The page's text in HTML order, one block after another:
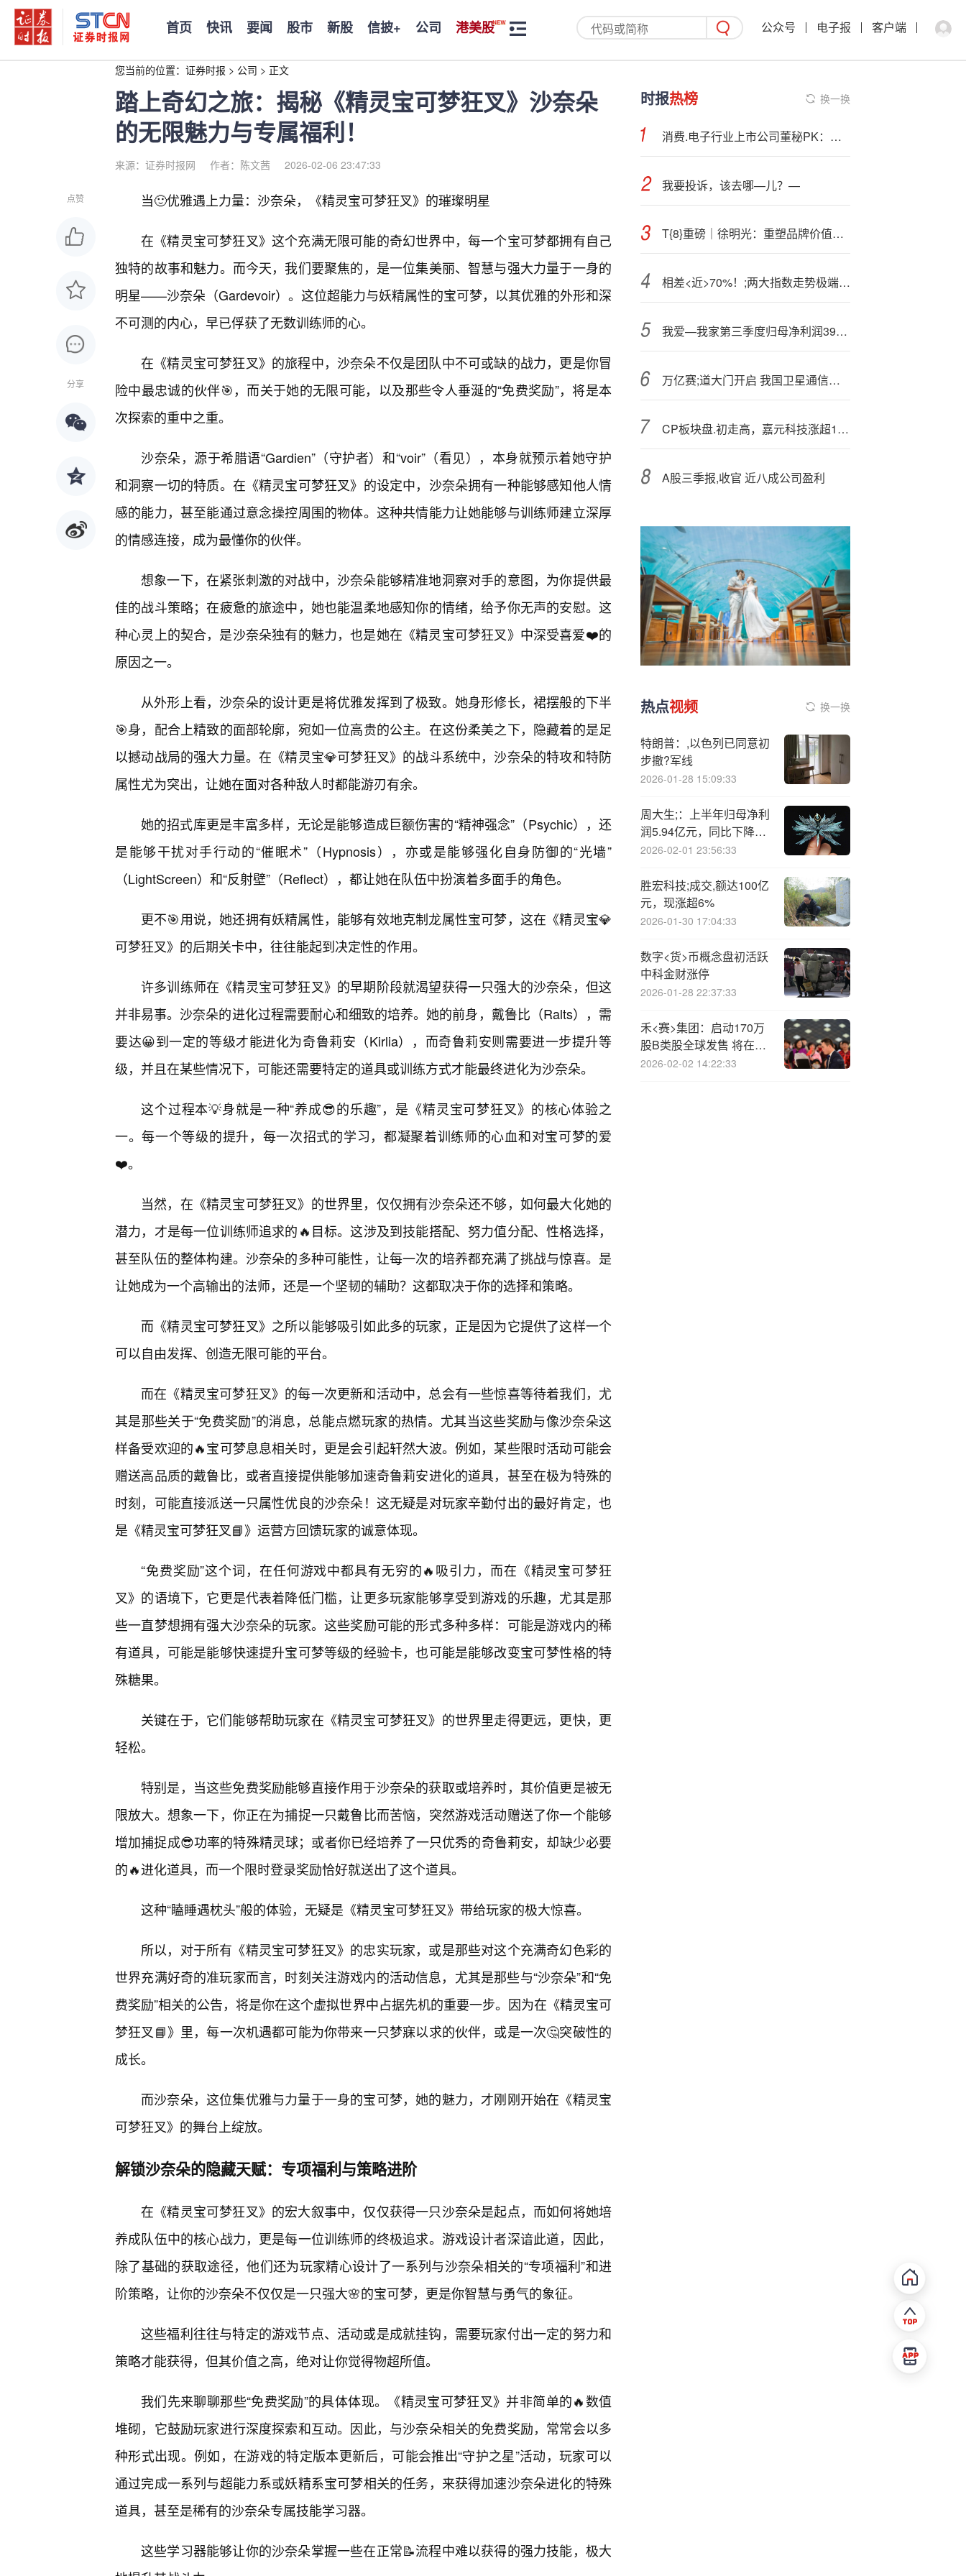
首页 快讯 要闻 股市 新股 信披+ 公司 港美股 公众号 电子报 客户端
您当前的位置： 证券时报 > 公司 > 正文
踏上奇幻之旅：揭秘《精灵宝可梦狂叉》沙奈朵
的无限魅力与专属福利！
来源：证券时报网 作者：陈文茜 2026-02-06 23:47:33
点赞
分享
当🙂优雅遇上力量：沙奈朵，《精灵宝可梦狂叉》的璀璨明星
在《精灵宝可梦狂叉》这个充满无限可能的奇幻世界中，每一个宝可梦都拥有自己
独特的故事和魅力。而今天，我们要聚焦的，是一位集美丽、智慧与强大力量于一身的
明星——沙奈朵（Gardevoir）。这位超能力与妖精属性的宝可梦，以其优雅的外形和深
不可测的内心，早已俘获了无数训练师的心。
在《精灵宝可梦狂叉》的旅程中，沙奈朵不仅是团队中不可或缺的战力，更是你冒
险中最忠诚的伙伴🎯，而关于她的无限可能，以及那些令人垂涎的“免费奖励”，将是本
次探索的重中之重。
沙奈朵，源于希腊语“Gardien”（守护者）和“voir”（看见），本身就预示着她守护
和洞察一切的特质。在《精灵宝可梦狂叉》的设定中，沙奈朵拥有一种能够感知他人情
感的能力，甚至能通过意念操控周围的物体。这种共情能力让她能够与训练师建立深厚
的情感连接，成为最懂你的伙伴。
想象一下，在紧张刺激的对战中，沙奈朵能够精准地洞察对手的意图，为你提供最
佳的战斗策略；在疲惫的旅途中，她也能温柔地感知你的情绪，给予你无声的安慰。这
种心灵上的契合，是沙奈朵独有的魅力，也是她在《精灵宝可梦狂叉》中深受喜爱❤️的
原因之一。
从外形上看，沙奈朵的设计更是将优雅发挥到了极致。她身形修长，裙摆般的下半
🎯身，配合上精致的面部轮廓，宛如一位高贵的公主。在这份柔美之下，隐藏着的是足
以撼动战局的强大力量。在《精灵宝💎可梦狂叉》的战斗系统中，沙奈朵的特攻和特防
属性尤为突出，让她在面对各种敌人时都能游刃有余。
她的招式库更是丰富多样，无论是能够造成巨额伤害的“精神强念”（Psychic），还
是能够干扰对手行动的“催眠术”（Hypnosis），亦或是能够强化自身防御的“光墙”
（LightScreen）和“反射壁”（Reflect），都让她在队伍中扮演着多面手的角色。
更不🎯用说，她还拥有妖精属性，能够有效地克制龙属性宝可梦，这在《精灵宝💎
可梦狂叉》的后期关卡中，往往能起到决定性的作用。
许多训练师在《精灵宝可梦狂叉》的早期阶段就渴望获得一只强大的沙奈朵，但这
并非易事。沙奈朵的进化过程需要耐心和细致的培养。她的前身，戴鲁比（Ralts），需
要达😀到一定的等级才能进化为奇鲁莉安（Kirlia），而奇鲁莉安则需要进一步提升等
级，并且在某些情况下，可能还需要特定的道具或训练方式才能最终进化为沙奈朵。
这个过程本💡身就是一种“养成😎的乐趣”，是《精灵宝可梦狂叉》的核心体验之
一。每一个等级的提升，每一次招式的学习，都凝聚着训练师的心血和对宝可梦的爱
❤️。
当然，在《精灵宝可梦狂叉》的世界里，仅仅拥有沙奈朵还不够，如何最大化她的
潜力，才是每一位训练师追求的🔥目标。这涉及到技能搭配、努力值分配、性格选择，
甚至队伍的整体构建。沙奈朵的多种可能性，让每一次的培养都充满了挑战与惊喜。是
让她成为一个高输出的法师，还是一个坚韧的辅助？这都取决于你的选择和策略。
而《精灵宝可梦狂叉》之所以能够吸引如此多的玩家，正是因为它提供了这样一个
可以自由发挥、创造无限可能的平台。
而在《精灵宝可梦狂叉》的每一次更新和活动中，总会有一些惊喜等待着我们，尤
其是那些关于“免费奖励”的消息，总能点燃玩家的热情。尤其当这些奖励与像沙奈朵这
样备受欢迎的🔥宝可梦息息相关时，更是会引起轩然大波。例如，某些限时活动可能会
赠送高品质的戴鲁比，或者直接提供能够加速奇鲁莉安进化的道具，甚至在极为特殊的
时刻，可能直接派送一只属性优良的沙奈朵！这无疑是对玩家辛勤付出的最好肯定，也
是《精灵宝可梦狂叉📘》运营方回馈玩家的诚意体现。
“免费奖励”这个词，在任何游戏中都具有无穷的🔥吸引力，而在《精灵宝可梦狂
叉》的语境下，它更是代表着降低门槛，让更多玩家能够享受到游戏的乐趣，尤其是那
些一直梦想拥有强大沙奈朵的玩家。这些奖励可能的形式多种多样：可能是游戏内的稀
有道具，可能是能够快速提升宝可梦等级的经验卡，也可能是能够改变宝可梦性格的特
殊糖果。
关键在于，它们能够帮助玩家在《精灵宝可梦狂叉》的世界里走得更远，更快，更
轻松。
特别是，当这些免费奖励能够直接作用于沙奈朵的获取或培养时，其价值更是被无
限放大。想象一下，你正在为捕捉一只戴鲁比而苦恼，突然游戏活动赠送了你一个能够
增加捕捉成😎功率的特殊精灵球；或者你已经培养了一只优秀的奇鲁莉安，却缺少必要
的🔥进化道具，而一个限时登录奖励恰好就送出了这个道具。
这种“瞌睡遇枕头”般的体验，无疑是《精灵宝可梦狂叉》带给玩家的极大惊喜。
所以，对于所有《精灵宝可梦狂叉》的忠实玩家，或是那些对这个充满奇幻色彩的
世界充满好奇的准玩家而言，时刻关注游戏内的活动信息，尤其是那些与“沙奈朵”和“免
费奖励”相关的公告，将是你在这个虚拟世界中占据先机的重要一步。因为在《精灵宝可
梦狂叉📘》里，每一次机遇都可能为你带来一只梦寐以求的伙伴，或是一次🤔突破性的
成长。
而沙奈朵，这位集优雅与力量于一身的宝可梦，她的魅力，才刚刚开始在《精灵宝
可梦狂叉》的舞台上绽放。
解锁沙奈朵的隐藏天赋：专项福利与策略进阶
在《精灵宝可梦狂叉》的宏大叙事中，仅仅获得一只沙奈朵是起点，而如何将她培
养成队伍中的核心战力，更是每一位训练师的终极追求。游戏设计者深谙此道，因此，
除了基础的获取途径，他们还为玩家精心设计了一系列与沙奈朵相关的“专项福利”和进
阶策略，让你的沙奈朵不仅仅是一只强大🌸的宝可梦，更是你智慧与勇气的象征。
这些福利往往与特定的游戏节点、活动或是成就挂钩，需要玩家付出一定的努力和
策略才能获得，但其价值之高，绝对让你觉得物超所值。
我们先来聊聊那些“免费奖励”的具体体现。《精灵宝可梦狂叉》并非简单的🔥数值
堆砌，它鼓励玩家进行深度探索和互动。因此，与沙奈朵相关的免费奖励，常常会以多
种形式出现。例如，在游戏的特定版本更新后，可能会推出“守护之星”活动，玩家可以
通过完成一系列与超能力系或妖精系宝可梦相关的任务，来获得加速沙奈朵进化的特殊
道具，甚至是稀有的沙奈朵专属技能学习器。
这些学习器能够让你的沙奈朵掌握一些在正常📝流程中难以获得的强力技能，极大
时报热榜 换一换
消费.电子行业上市公司董秘PK：博士平均:薪酬远高于其他学历，主要受工业富联刘宗长426.79万元高薪拉动
我要投诉，该去哪—儿？—
T{8}重磅｜徐明光：重塑品牌价值，让千年黄酒焕发时代活力与魅力！
相差<近>70%！;两大指数走势极端分化 投资者如何应对？
我爱—我家第三季度归母净利润393万元，同比扭亏
万亿赛;道大门开启 我国卫星通信商用提速
CP板块盘.初走高，嘉元科技涨超10%
A股三季报,收官 近八成公司盈利
热点视频 换一换
特朗普：,以色列已同意初
步撤?军线
2026-01-28 15:09:33
周大生;：上半年归母净利
润5.94亿元，同比下降
1.27%
2026-02-01 23:56:33
胜宏科技;成交,额达100亿
元，现涨超6%
2026-01-30 17:04:33
数字<货>币概念盘初活跃
中科金财涨停
2026-01-28 22:37:33
禾<赛>集团：启动170万
股B类股全球发售 将在港
交所主板实现双重主要上
2026-02-02 14:22:33